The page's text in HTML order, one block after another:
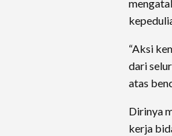
“Aksi
dari
atas
Dirinya
kerja